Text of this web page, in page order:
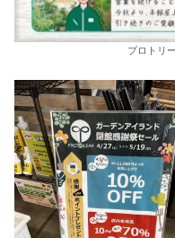
プロトリ